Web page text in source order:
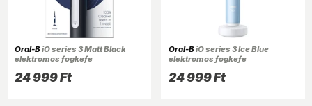
Oral-BiO series 3 Matt Black
elektromos fogkefe
24 999 Ft
Oral-BiO series 3 Ice Blue
elektromos fogkefe
24 999 Ft